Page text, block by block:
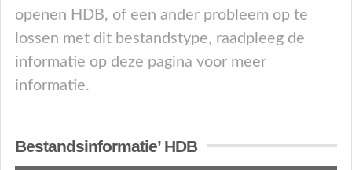
openen HDB, of een ander probleem op te
lossen met dit bestandstype, raadpleeg de
informatie op deze pagina voor meer
informatie.
Bestandsinformatie’ HDB